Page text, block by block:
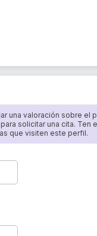
una valoración sobre el
solicitar una cita. Ten
que visiten este perfil.